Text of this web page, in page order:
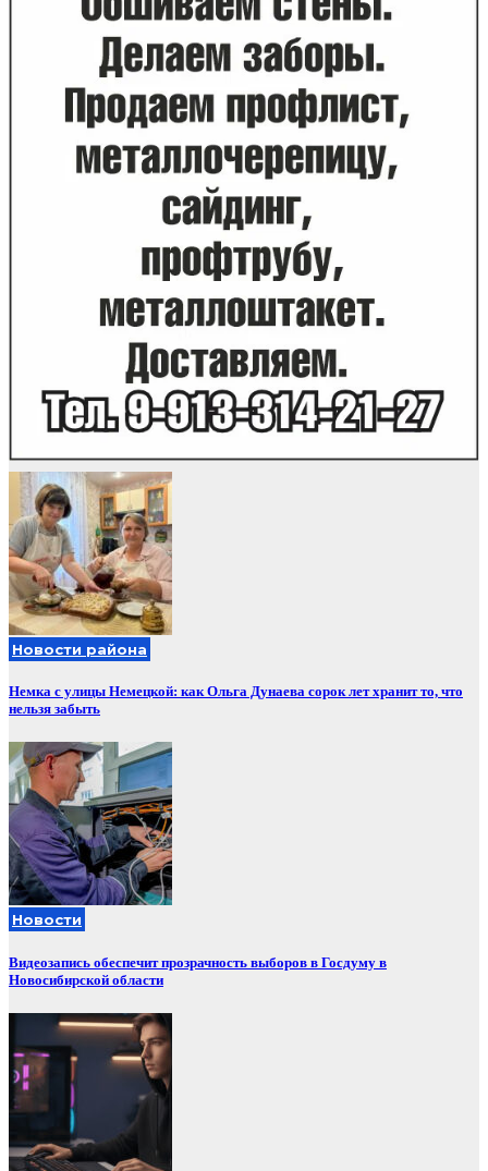
Новости района
Немка с улицы Немецкой: как Ольга Дунаева сорок лет хранит то, что
нельзя забыть
Новости
Видеозапись обеспечит прозрачность выборов в Госдуму в
Новосибирской области